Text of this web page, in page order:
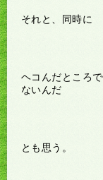
それと、同時に
ヘコんだところ
ないんだ
とも思う。